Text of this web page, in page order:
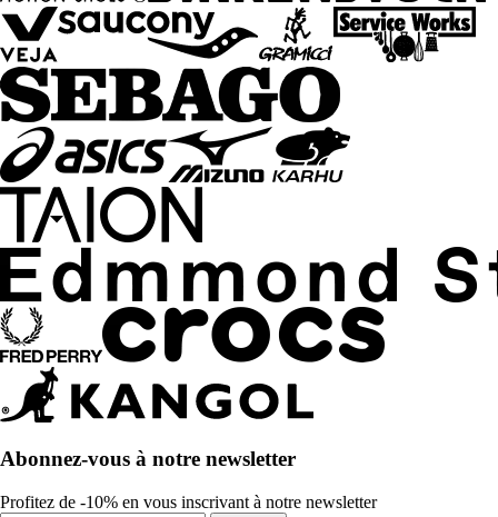
Abonnez-vous à notre newsletter
Profitez de -10% en vous inscrivant à notre newsletter